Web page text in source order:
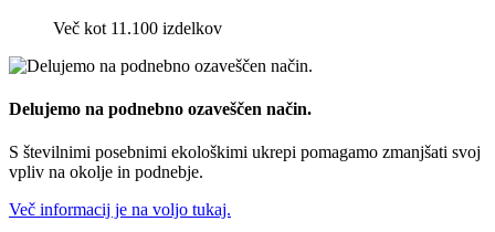
Več kot 11.100 izdelkov
Delujemo na podnebno ozaveščen način.
S številnimi posebnimi ekološkimi ukrepi pomagamo zmanjšati svoj
vpliv na okolje in podnebje.
Več informacij je na voljo tukaj.